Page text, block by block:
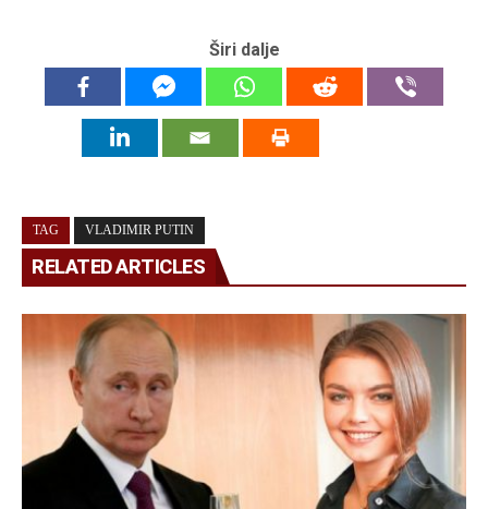
Širi dalje
TAG VLADIMIR PUTIN
RELATED ARTICLES